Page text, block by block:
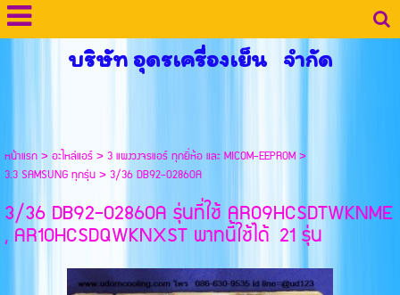
บริษัท อุดรเครื่องเย็น จำกัด
หน้าแรก>อะไหล่แอร์>3 แผงวงจรแอร์ ทุกยี่ห้อ และ MICOM-EEPROM>
3.3 SAMSUNG ทุกรุ่น>3/36 DB92-02860A
3/36 DB92-02860A รุ่นที่ใช้ AR09HCSDTWKNME
, AR10HCSDQWKNXST พาทนี้ใช้ได้ 21 รุ่น